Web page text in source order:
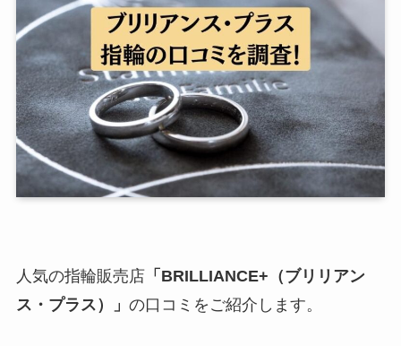
人気の指輪販売店「BRILLIANCE+（ブリリアン
ス・プラス）」 の口コミをご紹介します。